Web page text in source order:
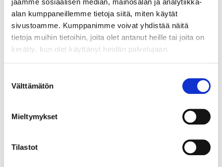
alan kumppaneillemme tietoja siitä, miten käytät
sivustoamme. Kumppanimme voivat yhdistää näitä
tietoja muihin tietoihin, joita olet antanut heille tai joita on
kerätty, kun olet käyttänyt heidän palvelujaan.
valinta
Välttämätön
Mieltymykset
Tilastot
testata uusi pilottimittakaavan
jatkuvatoiminen
termokemiallinen
biomassareaktori. Reaktorin
kapasiteetiksi on noin 60-90
biomassan (torrefioinnin tai
pyrolysoinnin hiileksi) ja
(kondensoidut tisleet eri